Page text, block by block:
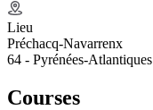
Lieu
Préchacq-Navarrenx
64 - Pyrénées-Atlantiques
Courses